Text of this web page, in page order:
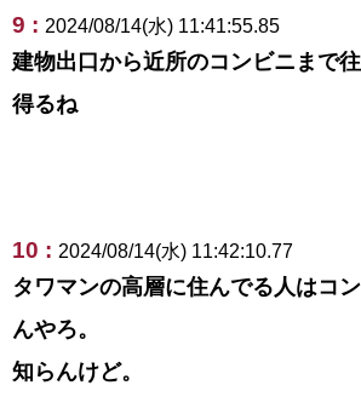
9 : 2024/08/14(水) 11:41:55.85
建物出口から近所のコンビニまで
得るね
10 : 2024/08/14(水) 11:42:10.77
タワマンの高層に住んでる人はコ
んやろ。
知らんけど。